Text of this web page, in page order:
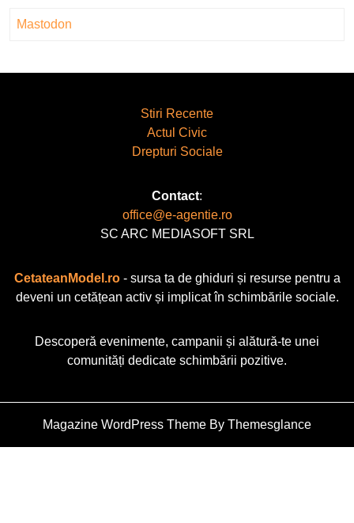
Mastodon
Stiri Recente
Actul Civic
Drepturi Sociale
Contact:
office@e-agentie.ro
SC ARC MEDIASOFT SRL
CetateanModel.ro- sursa ta de ghiduri și resurse pentru a
deveni un cetățean activ și implicat în schimbările sociale.
Descoperă evenimente, campanii și alătură-te unei
comunități dedicate schimbării pozitive.
Magazine WordPress Theme By Themesglance